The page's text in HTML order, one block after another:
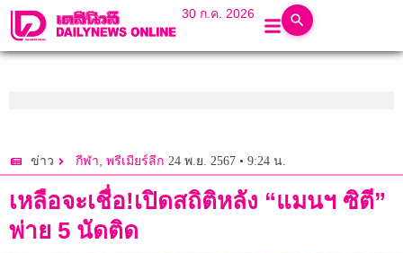
30 ก.ค. 2026
ข่าว กีฬา, พรีเมียร์ลีก 24 พ.ย. 2567 • 9:24 น.
เหลือจะเชื่อ!เปิดสถิติหลัง “แมนฯ ซิตี”
พ่าย 5 นัดติด